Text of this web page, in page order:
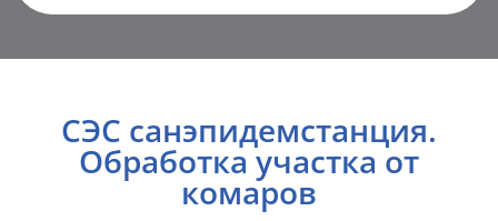
СЭС санэпидемстанция.
Обработка участка от
комаров